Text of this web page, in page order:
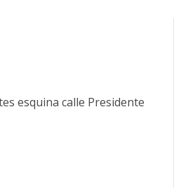
esquina calle Presidente